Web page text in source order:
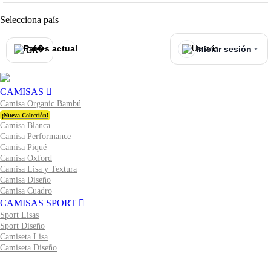
Selecciona país
CR Iniciar sesión
CAMISAS
Camisa Organic Bambú
¡Nueva Colección!
Camisa Blanca
Camisa Performance
Camisa Piqué
Camisa Oxford
Camisa Lisa y Textura
Camisa Diseño
Camisa Cuadro
CAMISAS SPORT
Sport Lisas
Sport Diseño
Camiseta Lisa
Camiseta Diseño